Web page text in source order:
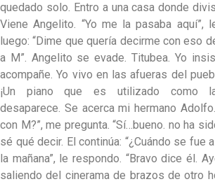
quedado solo. Entro a una casa donde
Viene Angelito. “Yo me la pasaba aquí”,
luego: “Dime que quería decirme con eso
a M”. Angelito se evade. Titubea. Yo
acompañe. Yo vivo en las afueras del
¡Un piano que es utilizado como
desaparece. Se acerca mi hermano
con M?”, me pregunta. “Sí…bueno. no ha
sé qué decir. El continúa: “¿Cuándo se fue
la mañana”, le respondo. “Bravo dice él.
saliendo del cinerama de brazos de otro